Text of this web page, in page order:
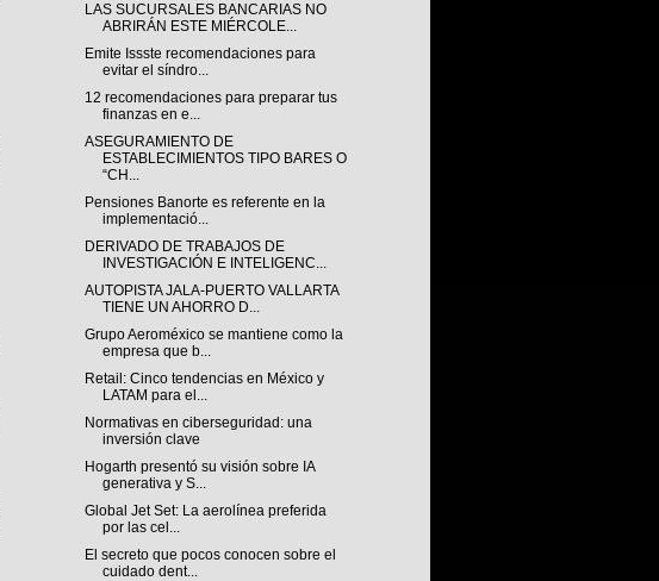
LAS SUCURSALES BANCARIAS NO
ABRIRÁN ESTE MIÉRCOLE...
Emite Issste recomendaciones para
evitar el síndro...
12 recomendaciones para preparar tus
finanzas en e...
ASEGURAMIENTO DE
ESTABLECIMIENTOS TIPO BARES O
“CH...
Pensiones Banorte es referente en la
implementació...
DERIVADO DE TRABAJOS DE
INVESTIGACIÓN E INTELIGENC...
AUTOPISTA JALA-PUERTO VALLARTA
TIENE UN AHORRO D...
Grupo Aeroméxico se mantiene como la
empresa que b...
Retail: Cinco tendencias en México y
LATAM para el...
Normativas en ciberseguridad: una
inversión clave
Hogarth presentó su visión sobre IA
generativa y S...
Global Jet Set: La aerolínea preferida
por las cel...
El secreto que pocos conocen sobre el
cuidado dent...